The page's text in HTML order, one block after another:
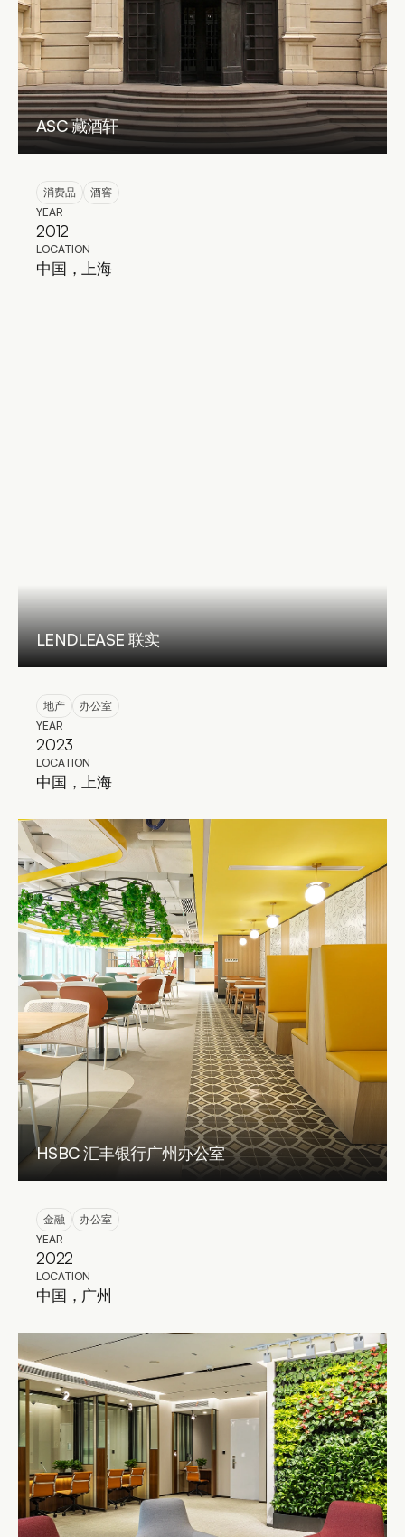
ASC 藏酒轩
消费品
酒窖
YEAR
2012
LOCATION
中国，上海
LENDLEASE 联实
地产
办公室
YEAR
2023
LOCATION
中国，上海
HSBC 汇丰银行广州办公室
金融
办公室
YEAR
2022
LOCATION
中国，广州